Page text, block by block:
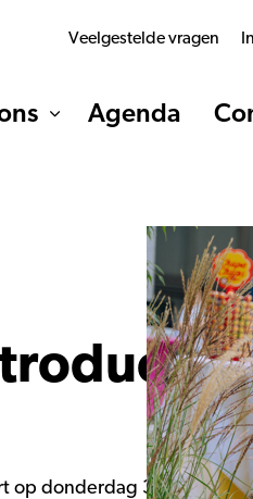
Agenda
Veelgestelde vragen
op donderdag 3